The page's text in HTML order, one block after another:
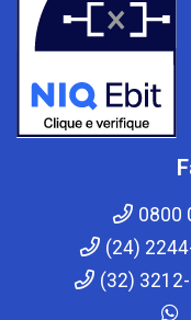
0800
(24)
(32)